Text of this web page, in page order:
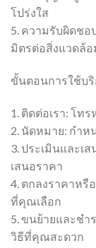
โปร่งใส
5. ความรับผิดชอ
มิตรต่อสิ่งแวดล้อ
ขั้นตอนการใช้บริ
1. ติดต่อเรา: โท
2. นัดหมาย: กำห
3. ประเมินและเ
เสนอราคา
4. ตกลงราคาหรื
ที่คุณเลือก
5. ขนย้ายและชำ
วิธีที่คุณสะดวก